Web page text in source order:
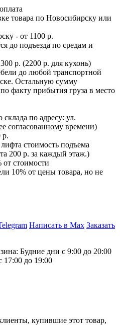
товара по Новосибирску или
- от 1100 р.
до подъезда по средам и
р. (2200 р. для кухонь)
до любой транспортной
Остальную сумму
факту прибытия груза в место
склада по адресу: ул.
согласованному времени)
р.
стоимость подъема
200 р. за каждый этаж.)
от стоимости
10% от цены товара, но не
Написать в Max Заказать
Будние дни с 9:00 до 20:00
17:00 до 19:00
купившие этот товар,